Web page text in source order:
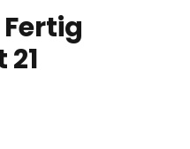
21